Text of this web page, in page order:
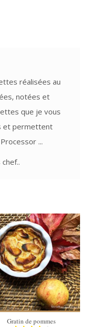
réalisées au
notées et
que je vous
et permettent
...
4 personnes
30 Min
Gratin de pommes